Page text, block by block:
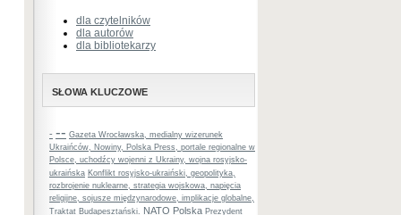
dla czytelników
dla autorów
dla bibliotekarzy
SŁOWA KLUCZOWE
- -- Gazeta Wrocławska, medialny wizerunek
Ukraińców, Nowiny, Polska Press, portale regionalne w
Polsce, uchodźcy wojenni z Ukrainy, wojna rosyjsko-
ukraińska Konflikt rosyjsko-ukraiński, geopolityka,
rozbrojenie nuklearne, strategia wojskowa, napięcia
religijne, sojusze międzynarodowe, implikacje globalne,
Traktat Budapesztański. NATO Polska Prezydent